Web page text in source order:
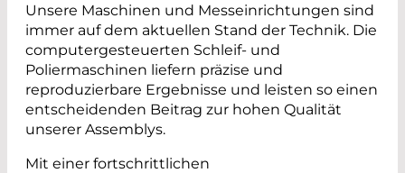
Unsere Maschinen und Messeinrichtungen sind
immer auf dem aktuellen Stand der Technik. Die
computergesteuerten Schleif- und
Poliermaschinen liefern präzise und
reproduzierbare Ergebnisse und leisten so einen
entscheidenden Beitrag zur hohen Qualität
unserer Assemblys.
Mit einer fortschrittlichen